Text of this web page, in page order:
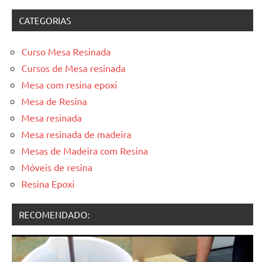
CATEGORIAS
Curso Mesa Resinada
Cursos de Mesa resinada
Mesa com resina epoxi
Mesa de Resina
Mesa resinada
Mesa resinada de madeira
Mesas de Madeira com Resina
Móveis de resina
Resina Epoxi
RECOMENDADO: